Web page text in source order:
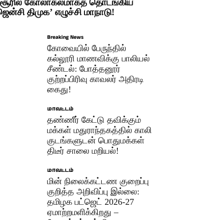
கோலாகலமாகத் தொடங்கிய
திமுக’ எழுச்சி மாநாடு!
Breaking News
கோவையில் பேருந்தில்
கல்லூரி மாணவிக்கு பாலியல்
சீண்டல்: போத்தனூர்
குற்றப்பிரிவு காவலர் அதிரடி
கைது!
மாவட்டம்
தண்ணீர் கேட்டு தவிக்கும்
மக்கள் மதுராந்தகத்தில் காலி
குடங்களுடன் பொதுமக்கள்
திடீர் சாலை மறியல்!
மாவட்டம்
மின் நிலைக்கட்டண குறைப்பு
குறித்த அறிவிப்பு இல்லை:
தமிழக பட்ஜெட் 2026-27
ஏமாற்றமளிக்கிறது –